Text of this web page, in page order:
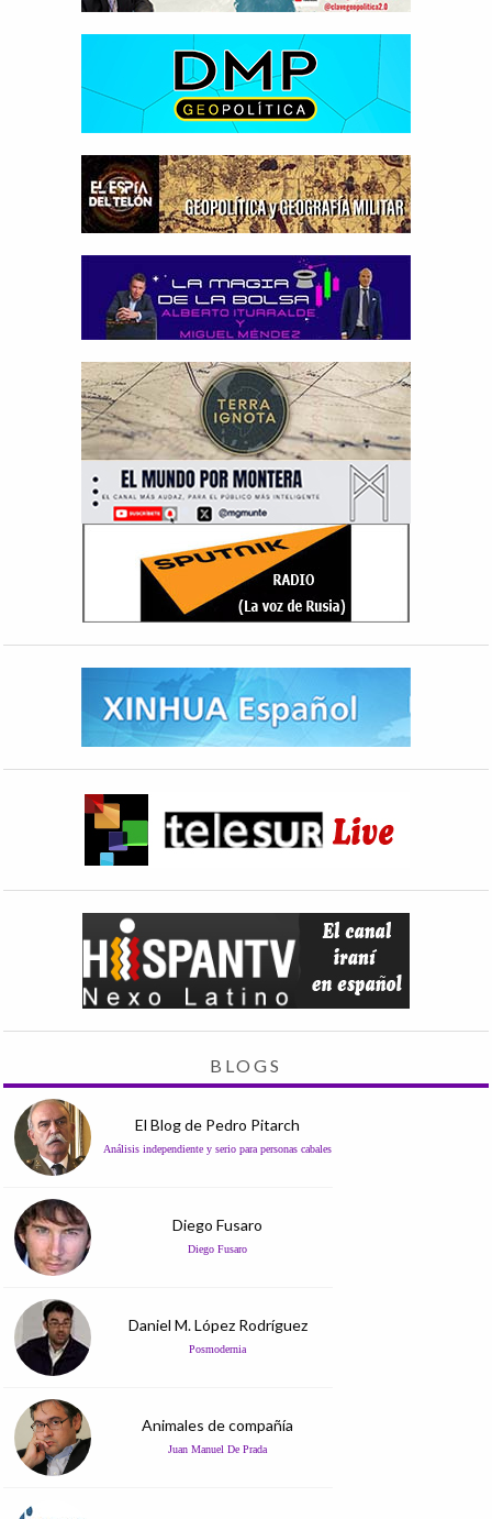
BLOGS
El Blog de Pedro Pitarch
Análisis independiente y serio para personas cabales
Diego Fusaro
Diego Fusaro
Daniel M. López Rodríguez
Posmodernia
Animales de compañía
Juan Manuel De Prada